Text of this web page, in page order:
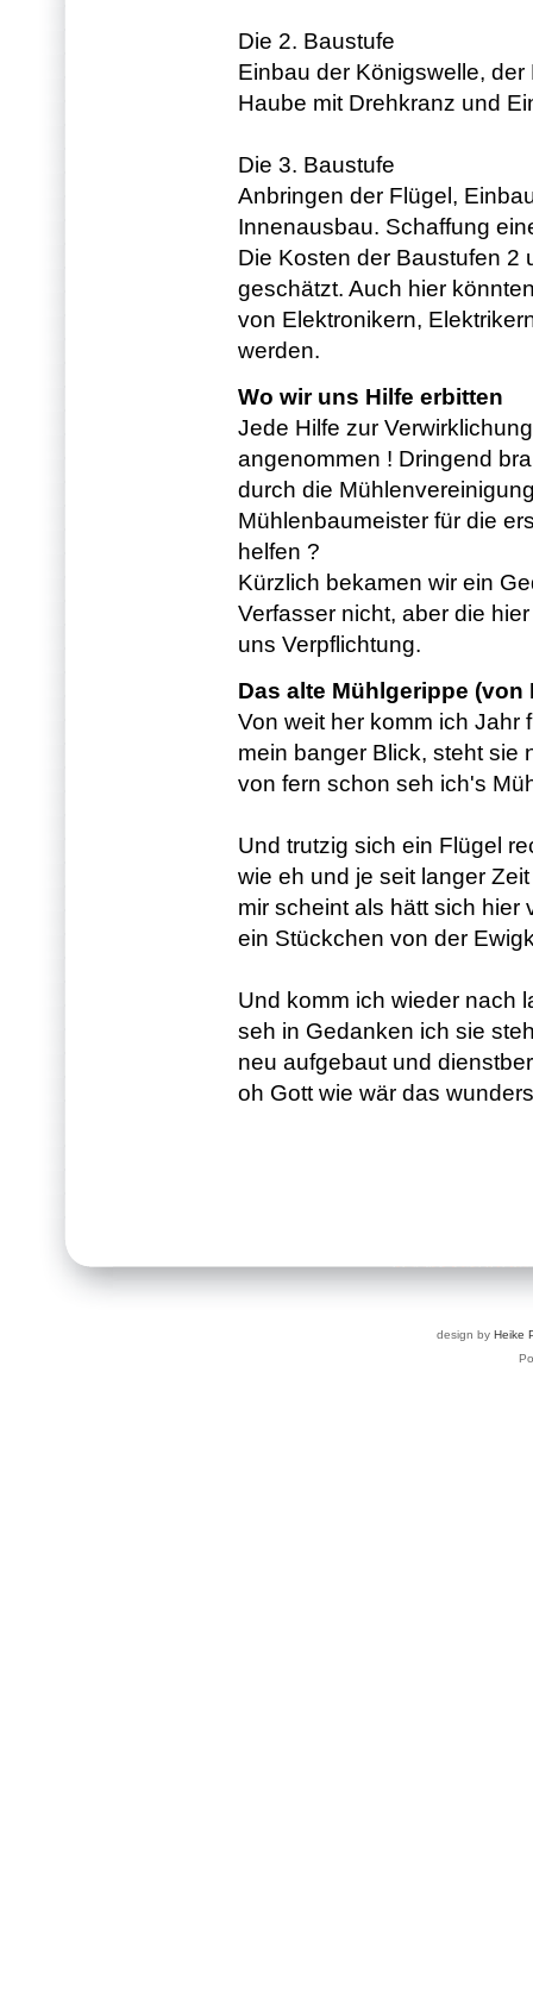
Die 2. Baustufe
Einbau der Königswelle,
Haube mit Drehkranz und
Die 3. Baustufe
Anbringen der Flügel,
Innenausbau. Schaffung
Die Kosten der Baustufen 2
geschätzt. Auch hier
von Elektronikern,
werden.
Wo wir uns Hilfe erbitten
Jede Hilfe zur
angenommen ! Dringend
durch die
Mühlenbaumeister für die
helfen ?
Kürzlich bekamen wir ein
Verfasser nicht, aber die
uns Verpflichtung.
Das alte Mühlgerippe (von
Von weit her komm ich Jahr
mein banger Blick, steht sie
von fern schon seh ich's
Und trutzig sich ein Flügel
wie eh und je seit langer Zeit
mir scheint als hätt sich hier
ein Stückchen von der
Und komm ich wieder nach
seh in Gedanken ich sie
neu aufgebaut und
oh Gott wie wär das
design by Heike